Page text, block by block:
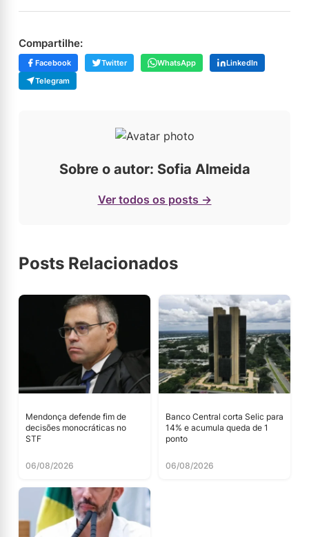
Compartilhe:
Facebook Twitter WhatsApp
LinkedIn
Telegram
Sobre o autor: Sofia Almeida
Ver todos os posts →
Posts Relacionados
Mendonça defende fim de
decisões monocráticas no
STF
06/08/2026
Banco Central corta Selic para
14% e acumula queda de 1
ponto
06/08/2026